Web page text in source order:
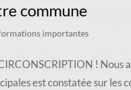
commune
importantes
! Nous
est constatée sur